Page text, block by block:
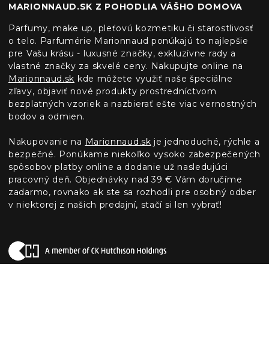
MARIONNAUD.SK Z POHODLIA VÁŠHO DOMOVA
Parfumy, make up, pleťovú kozmetiku či starostlivosť
o telo. Parfumérie Marionnaud ponúkajú to najlepšie
pre Vašu krásu - luxusné značky, exkluzívne rady a
vlastné značky za skvelé ceny. Nakupujte online na
Marionnaud.sk kde môžete využiť naše špeciálne
zľavy, objaviť nové produkty prostredníctvom
bezplatných vzoriek a nazbierať ešte viac vernostných
bodov a odmien.
Nakupovanie na Marionnaud.sk je jednoduché, rýchle a
bezpečné. Ponúkame niekoľko vysoko zabezpečených
spôsobov platby online a dodanie už nasledujúci
pracovný deň. Objednávky nad 39 € Vám doručíme
zadarmo, rovnako ak ste sa rozhodli pre osobný odber
v niektorej z našich predajní, stačí si len vybrať!